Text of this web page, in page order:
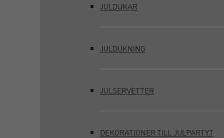
JULDUKAR
JULDUKNING
JULSERVETTER
DEKORATIONER TILL JULPARTYT